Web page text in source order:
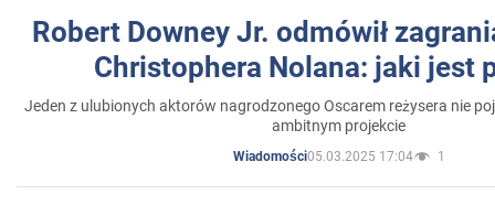
Robert Downey Jr. odmówił
Christophera Nolana: jaki jest
Jeden z ulubionych aktorów nagrodzonego Oscarem reżysera nie
ambitnym projekcie
Wiadomości05.03.2025 17:04 1